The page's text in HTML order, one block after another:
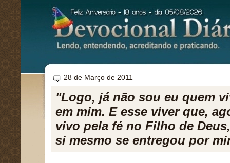
28 de Março de 2011
"Logo, já não sou eu quem
em mim. E esse viver que,
vivo pela fé no Filho de
si mesmo se entregou por